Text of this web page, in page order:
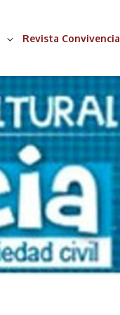
Revista Convivencia